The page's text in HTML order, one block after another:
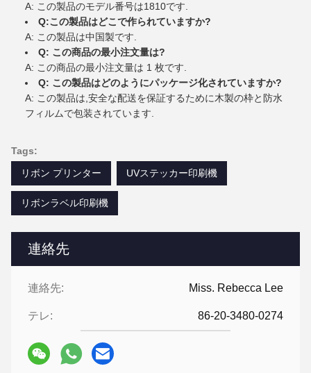
連絡先
連絡先: Miss. Rebecca Lee
テレ: 86-20-3480-0274
A: この製品のモデル番号は1810です.
Q:この製品はどこで作られていますか?
A: この製品は中国製です.
Q: この商品の最小注文量は?
A: この商品の最小注文量は 1 枚です.
Q: この製品はどのようにパッケージ化されていますか?
A: この製品は,安全な配送を保証するために木製の枠と防水
フィルムで包装されています.
Tags:
リボン プリンター
UVステッカー印刷機
リボンラベル印刷機